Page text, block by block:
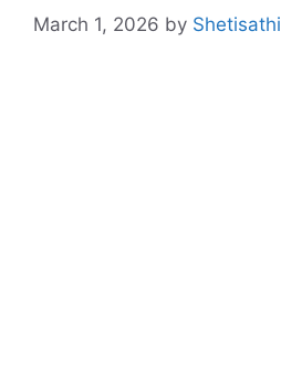
March 1, 2026 by Shetisathi